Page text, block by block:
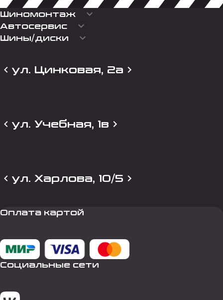
Шиномонтаж keyboard_arrow_down
Автосервис keyboard_arrow_down
Шины/диски keyboard_arrow_down
ул. Цинковая, 2а
ул. Учебная, 1в
ул. Харлова, 10/5
Оплата картой
Социальные сети